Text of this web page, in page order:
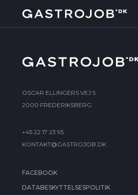
OSCAR ELLINGERS VEJ 5
2000 FREDERIKSBERG
+45 22 17 23 95
KONTAKT@GASTROJOB.DK
FACEBOOK
DATABESKYTTELSESPOLITIK